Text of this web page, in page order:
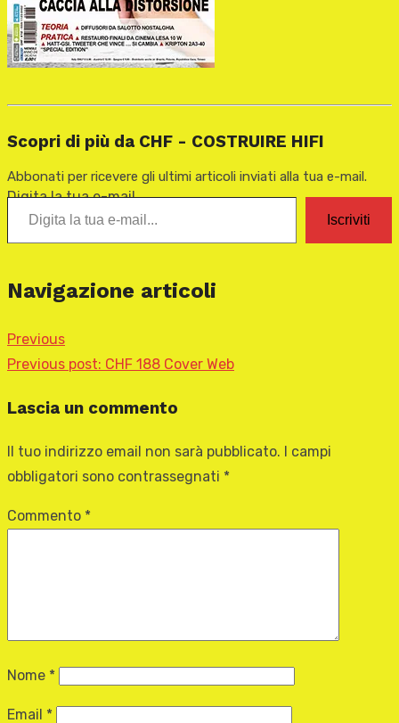
Scopri di più da CHF - COSTRUIRE HIFI
Abbonati per ricevere gli ultimi articoli inviati alla tua e-mail.
Digita la tua e-mail...
Iscriviti
Navigazione articoli
Previous
Previous post: CHF 188 Cover Web
Lascia un commento
Il tuo indirizzo email non sarà pubblicato. I campi
obbligatori sono contrassegnati *
Commento *
Nome *
Email *